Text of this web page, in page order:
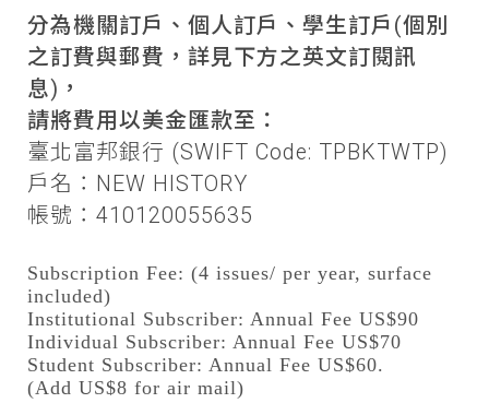
分為機關訂戶、個人訂戶、學生訂戶(個別
之訂費與郵費，詳見下方之英文訂閱訊
息)，
請將費用以美金匯款至：
臺北富邦銀行 (SWIFT Code: TPBKTWTP)
戶名：NEW HISTORY
帳號：410120055635
Subscription Fee: (4 issues/ per year, surface
included)
Institutional Subscriber: Annual Fee US$90
Individual Subscriber: Annual Fee US$70
Student Subscriber: Annual Fee US$60.
(Add US$8 for air mail)